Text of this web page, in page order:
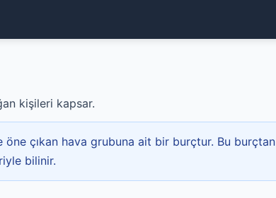
kişileri kapsar.
çıkan hava grubuna ait bir burçtur. Bu burçtan
bilinir.